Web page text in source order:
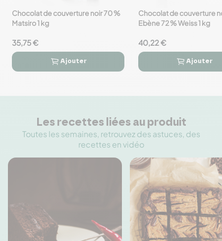
favorite_border
Chocolat de couverture noir 70 %
Matsiro 1 kg
35,75 €
 
Ajouter
favorite_border
Chocolat de couverture
Ebène 72 % Weiss 1 kg
40,22 €
 
Ajouter
Les recettes liées au produit
Toutes les semaines, retrouvez des astuces, des
recettes en vidéo